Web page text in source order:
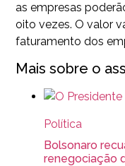
as empresas
oito vezes. O valor
faturamento dos
Mais sobre o
Política
Bolsonaro
renegociação